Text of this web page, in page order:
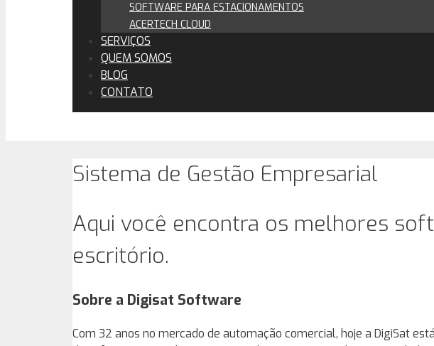
SOFTWARE PARA ESTACIONAMENTOS
ACERTECH CLOUD
SERVIÇOS
QUEM SOMOS
BLOG
CONTATO
Sistema de Gestão Empresarial
Aqui você encontra os melhores
escritório.
Sobre a Digisat Software
Com 32 anos no mercado de automação comercial, hoje a DigiSat